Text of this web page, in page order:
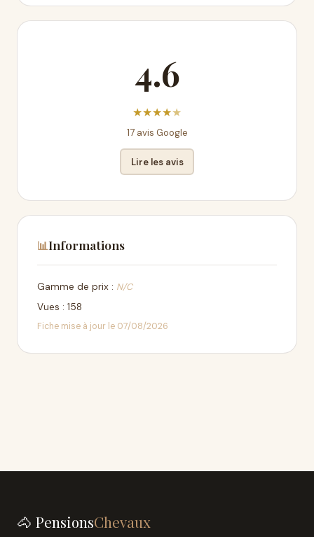
4.6
★★★★★
17 avis Google
Lire les avis
📊Informations
Gamme de prix : N/C
Vues : 158
Fiche mise à jour le 07/08/2026
🐴 PensionsChevaux